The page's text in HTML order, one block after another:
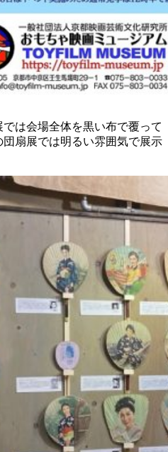
は会場全体を黒い布で覆って
扇展では明るい雰囲気で展示